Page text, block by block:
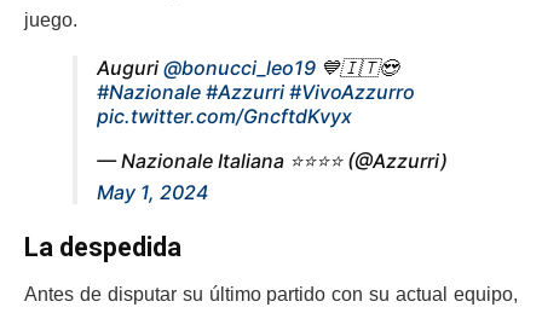
juego.
Auguri @bonucci_leo19 💙🇮🇹😍
#Nazionale #Azzurri #VivoAzzurro
pic.twitter.com/GncftdKvyx
— Nazionale Italiana ⭐️⭐️⭐️⭐️ (@Azzurri)
May 1, 2024
La despedida
Antes de disputar su último partido con su actual equipo,